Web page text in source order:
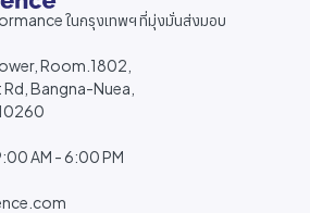
ในกรุงเทพฯ ที่มุ่งมั่นส่งมอบ
Room.1802,
Bangna-Nuea,
AM - 6:00 PM